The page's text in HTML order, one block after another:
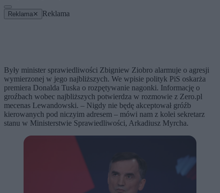
Reklama ✕ Reklama
Były minister sprawiedliwości Zbigniew Ziobro alarmuje o agresji
wymierzonej w jego najbliższych. We wpisie polityk PiS oskarża
premiera Donalda Tuska o rozpętywanie nagonki. Informację o
groźbach wobec najbliższych potwierdza w rozmowie z Zero.pl
mecenas Lewandowski. – Nigdy nie będę akceptował gróźb
kierowanych pod niczyim adresem – mówi nam z kolei sekretarz
stanu w Ministerstwie Sprawiedliwości, Arkadiusz Myrcha.